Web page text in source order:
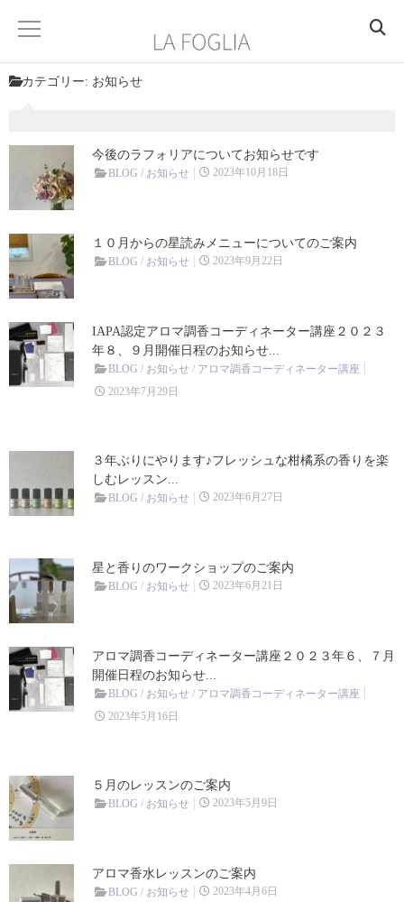
PROFILE
ACCESS
SERVICE
香りを楽しむ
香りを学ぶ
お知らせ
精油のこと
CONTACT
カテゴリー: お知らせ
今後のラフォリアについてお知らせです
BLOG / お知らせ 2023年10月18日
１０月からの星読みメニューについてのご案内
BLOG / お知らせ 2023年9月22日
IAPA認定アロマ調香コーディネーター講座２０２３
年８、９月開催日程のお知らせ￼...
BLOG / お知らせ / アロマ調香コーディネーター講座
2023年7月29日
３年ぶりにやります♪フレッシュな柑橘系の香りを楽
しむレッスン...
BLOG / お知らせ 2023年6月27日
星と香りのワークショップのご案内
BLOG / お知らせ 2023年6月21日
アロマ調香コーディネーター講座２０２３年６、７月
開催日程のお知らせ...
BLOG / お知らせ / アロマ調香コーディネーター講座
2023年5月16日
５月のレッスンのご案内
BLOG / お知らせ 2023年5月9日
アロマ香水レッスンのご案内
BLOG / お知らせ 2023年4月6日